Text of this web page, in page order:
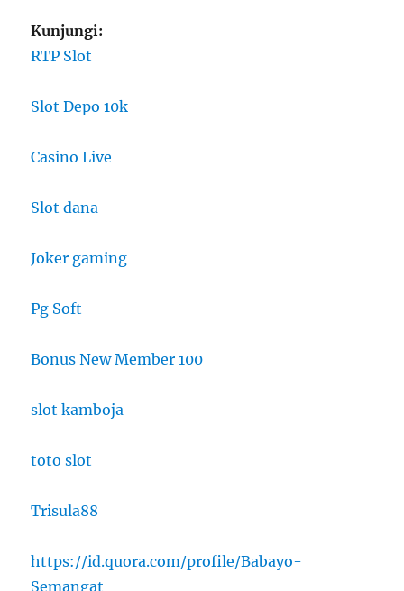
Kunjungi:
RTP Slot
Slot Depo 10k
Casino Live
Slot dana
Joker gaming
Pg Soft
Bonus New Member 100
slot kamboja
toto slot
Trisula88
https://id.quora.com/profile/Babayo-
Semangat